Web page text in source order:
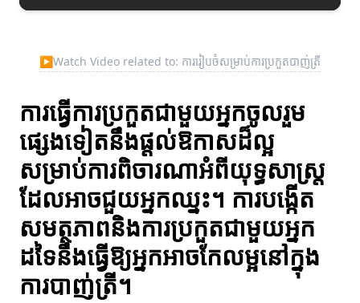
▶Watch Video related to: ការរៀបចំសម្រាប់ការប្រកួតបាញ់ត្រី
ការធ្វើការប្រកួតជាមួយអ្នកចូលរួម
ផ្សេងទៀតនឹងផ្ដល់ឱកាសដ៏ល្អ
សម្រាប់ការពិចារណាអំពីយុទ្ធសាស្ត្រ
ដែលអាចជួយអ្នកឈ្នះ។ ការបង្កើត
សមត្ថភាពនិងការប្រកួតជាមួយអ្នក
ដទៃនឹងធ្វើឱ្យអ្នកអាចកែលម្អនៅក្នុង
ការបាញ់ត្រី។